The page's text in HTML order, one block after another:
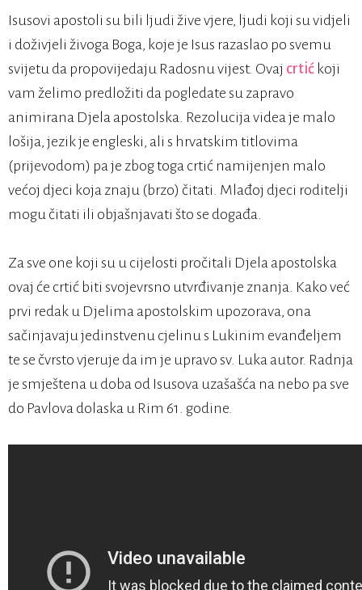
Isusovi apostoli su bili ljudi žive vjere, ljudi koji su vidjeli
i doživjeli živoga Boga, koje je Isus razaslao po svemu
svijetu da propovijedaju Radosnu vijest. Ovaj crtić koji
vam želimo predložiti da pogledate su zapravo
animirana Djela apostolska. Rezolucija videa je malo
lošija, jezik je engleski, ali s hrvatskim titlovima
(prijevodom) pa je zbog toga crtić namijenjen malo
većoj djeci koja znaju (brzo) čitati. Mlađoj djeci roditelji
mogu čitati ili objašnjavati što se događa.
Za sve one koji su u cijelosti pročitali Djela apostolska
ovaj će crtić biti svojevrsno utvrđivanje znanja. Kako već
prvi redak u Djelima apostolskim upozorava, ona
sačinjavaju jedinstvenu cjelinu s Lukinim evanđeljem
te se čvrsto vjeruje da im je upravo sv. Luka autor. Radnja
je smještena u doba od Isusova uzašašća na nebo pa sve
do Pavlova dolaska u Rim 61. godine.